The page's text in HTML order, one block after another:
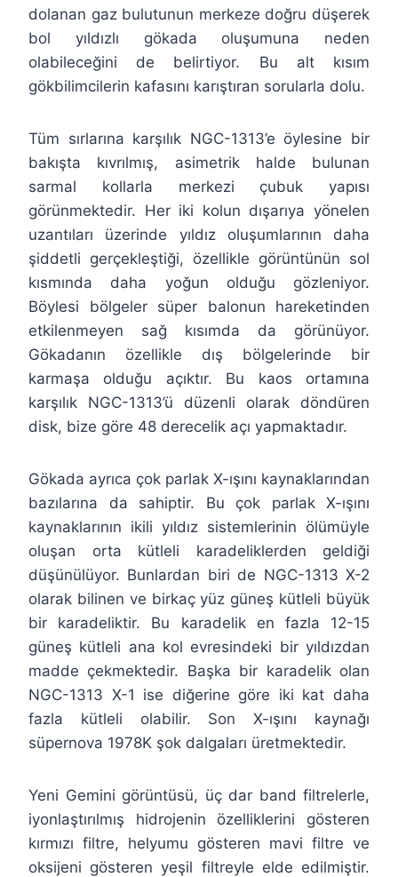
dolanan gaz bulutunun merkeze doğru düşerek
bol yıldızlı gökada oluşumuna neden
olabileceğini de belirtiyor. Bu alt kısım
gökbilimcilerin kafasını karıştıran sorularla dolu.
Tüm sırlarına karşılık NGC-1313’e öylesine bir
bakışta kıvrılmış, asimetrik halde bulunan
sarmal kollarla merkezi çubuk yapısı
görünmektedir. Her iki kolun dışarıya yönelen
uzantıları üzerinde yıldız oluşumlarının daha
şiddetli gerçekleştiği, özellikle görüntünün sol
kısmında daha yoğun olduğu gözleniyor.
Böylesi bölgeler süper balonun hareketinden
etkilenmeyen sağ kısımda da görünüyor.
Gökadanın özellikle dış bölgelerinde bir
karmaşa olduğu açıktır. Bu kaos ortamına
karşılık NGC-1313’ü düzenli olarak döndüren
disk, bize göre 48 derecelik açı yapmaktadır.
Gökada ayrıca çok parlak X-ışını kaynaklarından
bazılarına da sahiptir. Bu çok parlak X-ışını
kaynaklarının ikili yıldız sistemlerinin ölümüyle
oluşan orta kütleli karadeliklerden geldiği
düşünülüyor. Bunlardan biri de NGC-1313 X-2
olarak bilinen ve birkaç yüz güneş kütleli büyük
bir karadeliktir. Bu karadelik en fazla 12-15
güneş kütleli ana kol evresindeki bir yıldızdan
madde çekmektedir. Başka bir karadelik olan
NGC-1313 X-1 ise diğerine göre iki kat daha
fazla kütleli olabilir. Son X-ışını kaynağı
süpernova 1978K şok dalgaları üretmektedir.
Yeni Gemini görüntüsü, üç dar band filtrelerle,
iyonlaştırılmış hidrojenin özelliklerini gösteren
kırmızı filtre, helyumu gösteren mavi filtre ve
oksijeni gösteren yeşil filtreyle elde edilmiştir.